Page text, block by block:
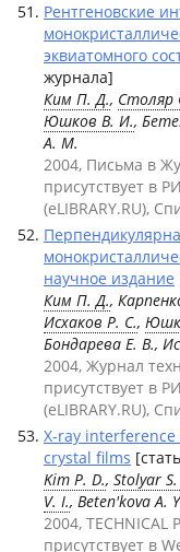
Рентгеновские
эквиатомного
журнала]
Ким П. Д., Столяр
Юшков В. И.,
А. М.
2004, Письма в
присутствует в
(eLIBRARY.RU),
научное издание
Ким П. Д.,
Исхаков Р. С.,
Бондарева Е. В.,
2004, Журнал
присутствует в
(eLIBRARY.RU),
X-ray
crystal films
Kim P. D., Stolyar S.
V. I., Beten'kova A.
2004, TECHNICAL
присутствует в